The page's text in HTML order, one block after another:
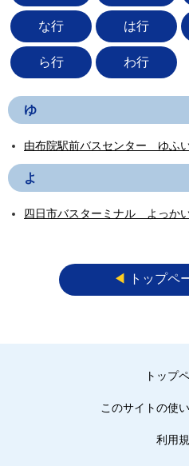
な行 は行
ら行 わ行
ゆ
由布院駅前バスセンター ゆふ
よ
四日市バスターミナル よっか
◀︎ トップペ
トップ
このサイトの使
利用